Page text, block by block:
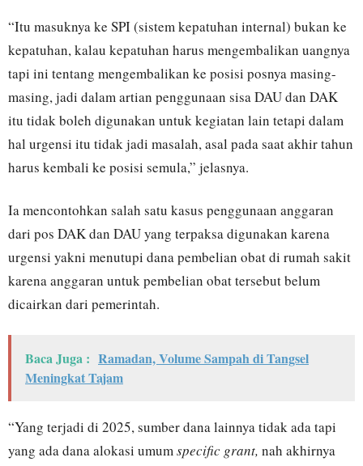
“Itu masuknya ke SPI (sistem kepatuhan internal) bukan ke
kepatuhan, kalau kepatuhan harus mengembalikan uangnya
tapi ini tentang mengembalikan ke posisi posnya masing-
masing, jadi dalam artian penggunaan sisa DAU dan DAK
itu tidak boleh digunakan untuk kegiatan lain tetapi dalam
hal urgensi itu tidak jadi masalah, asal pada saat akhir tahun
harus kembali ke posisi semula,” jelasnya.
Ia mencontohkan salah satu kasus penggunaan anggaran
dari pos DAK dan DAU yang terpaksa digunakan karena
urgensi yakni menutupi dana pembelian obat di rumah sakit
karena anggaran untuk pembelian obat tersebut belum
dicairkan dari pemerintah.
Baca Juga : Ramadan, Volume Sampah di Tangsel
Meningkat Tajam
“Yang terjadi di 2025, sumber dana lainnya tidak ada tapi
yang ada dana alokasi umum specific grant, nah akhirnya